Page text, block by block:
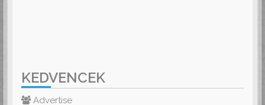
KEDVENCEK
Advertise